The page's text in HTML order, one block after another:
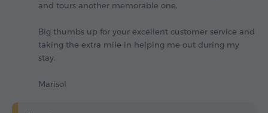
and tours another memorable one.
Big thumbs up for your excellent customer service and
taking the extra mile in helping me out during my
stay.
Marisol